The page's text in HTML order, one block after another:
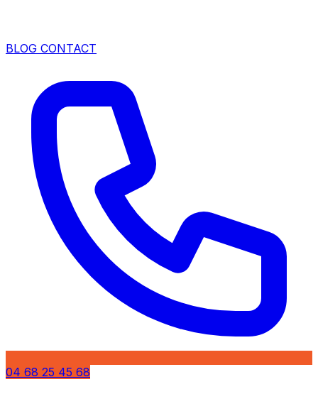
BLOG CONTACT
04 68 25 45 68